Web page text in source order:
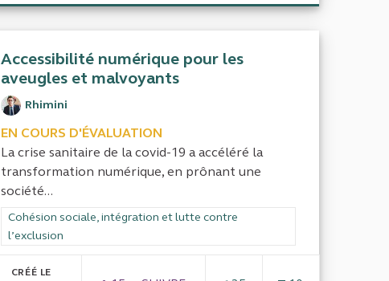
Accessibilité numérique pour les
aveugles et malvoyants
Rhimini
EN COURS D'ÉVALUATION
La crise sanitaire de la covid-19 a accéléré la
transformation numérique, en prônant une
société...
Filtrer les résultats de la catégorie : Cohésion sociale, intégration et lutte
Cohésion sociale, intégration et lutte contre
l’exclusion
CRÉÉ LE